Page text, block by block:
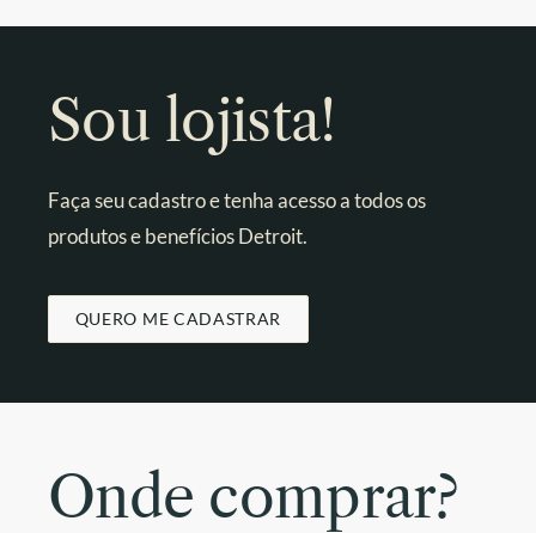
Sou lojista!
Faça seu cadastro e tenha acesso a todos os
produtos e benefícios Detroit.
QUERO ME CADASTRAR
Onde comprar?